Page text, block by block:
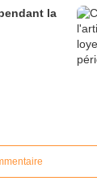
la